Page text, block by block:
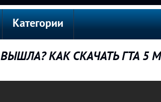
Категории
КАК СКАЧАТЬ ГТА 5